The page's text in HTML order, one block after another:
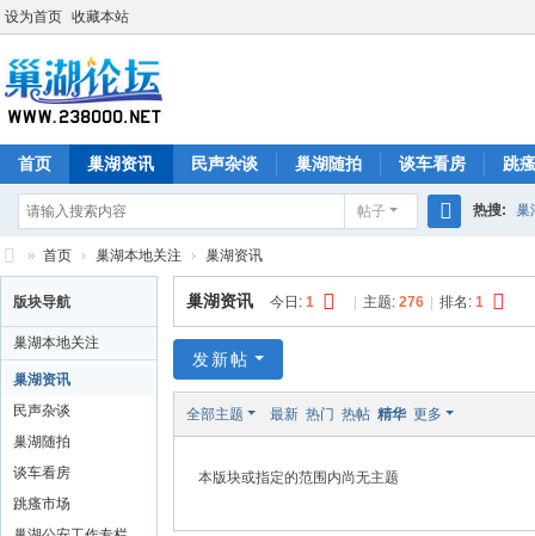
设为首页 收藏本站
首页 巢湖资讯 民声杂谈 巢湖随拍 谈车看房 跳
帖子
索
热搜: 巢
巢
湖
论
» 首页 › 巢湖本地关注 › 巢湖资讯
版块导航
巢湖本地关注
巢湖资讯
民声杂谈
巢湖随拍
谈车看房
跳瘙市场
巢湖资讯 今日: 1 主题: 276 排名: 1
发新帖
全部主题 最新 热门 热帖 精华 更多
本版块或指定的范围内尚无主题